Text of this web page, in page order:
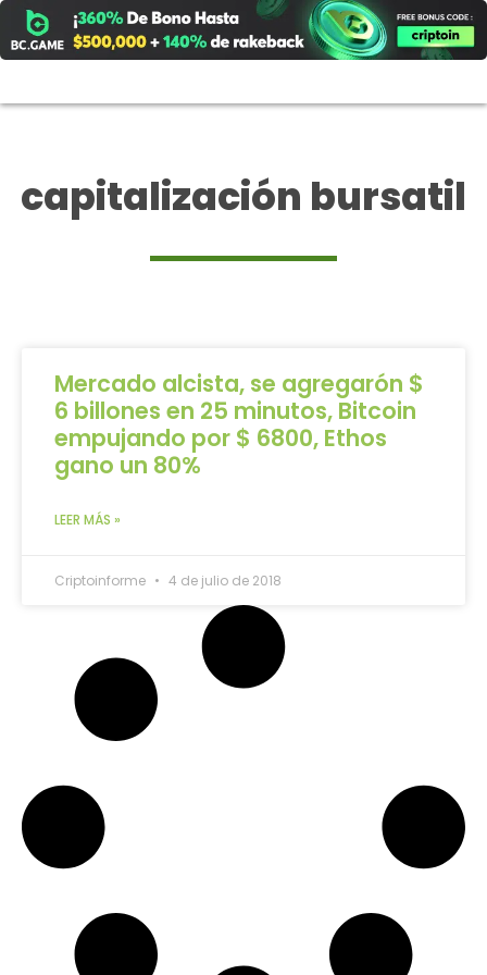
al
contenido
capitalización bursatil
Mercado alcista, se agregarón $
6 billones en 25 minutos, Bitcoin
empujando por $ 6800, Ethos
gano un 80%
LEER MÁS »
Criptoinforme 4 de julio de 2018